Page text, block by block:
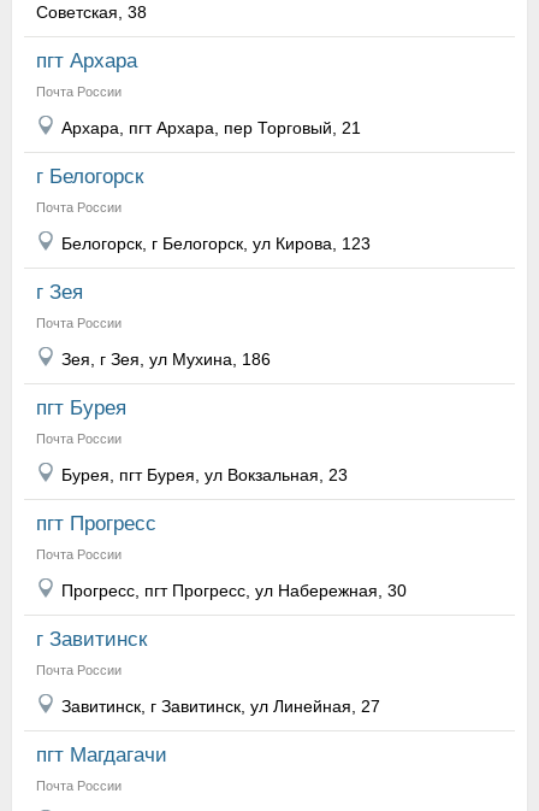
Советская, 38
пгт Архара
Почта России
Архара, пгт Архара, пер Торговый, 21
г Белогорск
Почта России
Белогорск, г Белогорск, ул Кирова, 123
г Зея
Почта России
Зея, г Зея, ул Мухина, 186
пгт Бурея
Почта России
Бурея, пгт Бурея, ул Вокзальная, 23
пгт Прогресс
Почта России
Прогресс, пгт Прогресс, ул Набережная, 30
г Завитинск
Почта России
Завитинск, г Завитинск, ул Линейная, 27
пгт Магдагачи
Почта России